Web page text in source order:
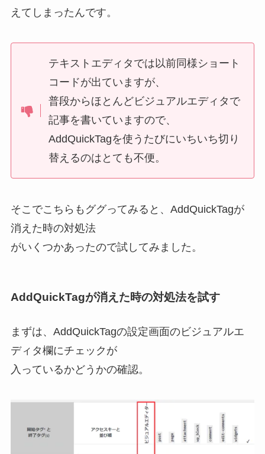
えてしまったんです。
テキストエディタでは以前同様ショート
コードが出ていますが、
普段からほとんどビジュアルエディタで
記事を書いていますので、
AddQuickTagを使うたびにいちいち切り
替えるのはとても不便。
そこでこちらもググってみると、AddQuickTagが
消えた時の対処法
がいくつかあったので試してみました。
AddQuickTagが消えた時の対処法を試す
まずは、AddQuickTagの設定画面のビジュアルエ
ディタ欄にチェックが
入っているかどうかの確認。